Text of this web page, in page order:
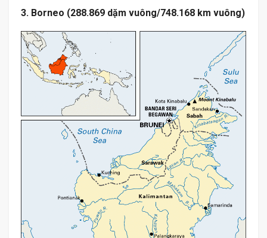
3. Borneo (288.869 dặm vuông/748.168 km vuông)